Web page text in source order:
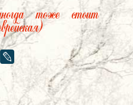
тоже стоит